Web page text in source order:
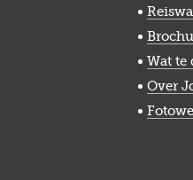
Wat te
Over